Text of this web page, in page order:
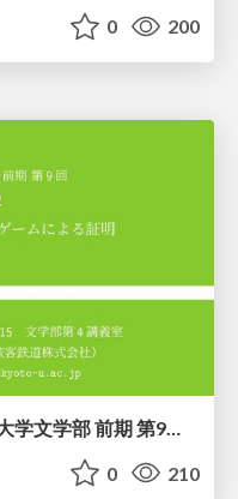
0 200
0 210